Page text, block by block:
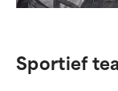
Sportief